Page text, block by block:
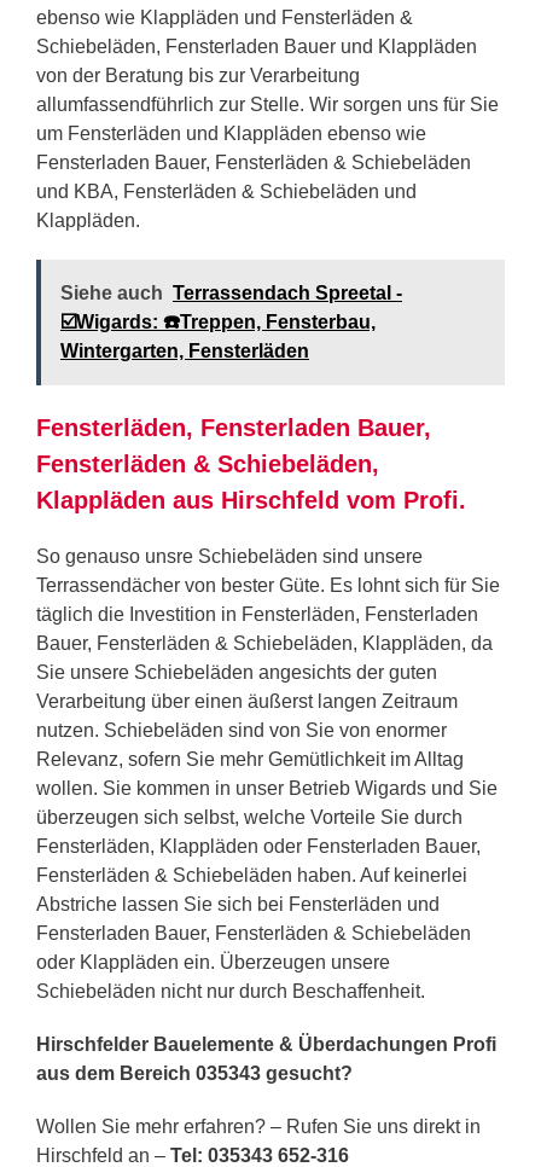
ebenso wie Klappläden und Fensterläden &
Schiebeläden, Fensterladen Bauer und Klappläden
von der Beratung bis zur Verarbeitung
allumfassendführlich zur Stelle. Wir sorgen uns für Sie
um Fensterläden und Klappläden ebenso wie
Fensterladen Bauer, Fensterläden & Schiebeläden
und KBA, Fensterläden & Schiebeläden und
Klappläden.
Siehe auch Terrassendach Spreetal -
☑️Wigards: ☎️Treppen, Fensterbau,
Wintergarten, Fensterläden
Fensterläden, Fensterladen Bauer,
Fensterläden & Schiebeläden,
Klappläden aus Hirschfeld vom Profi.
So genauso unsre Schiebeläden sind unsere
Terrassendächer von bester Güte. Es lohnt sich für Sie
täglich die Investition in Fensterläden, Fensterladen
Bauer, Fensterläden & Schiebeläden, Klappläden, da
Sie unsere Schiebeläden angesichts der guten
Verarbeitung über einen äußerst langen Zeitraum
nutzen. Schiebeläden sind von Sie von enormer
Relevanz, sofern Sie mehr Gemütlichkeit im Alltag
wollen. Sie kommen in unser Betrieb Wigards und Sie
überzeugen sich selbst, welche Vorteile Sie durch
Fensterläden, Klappläden oder Fensterladen Bauer,
Fensterläden & Schiebeläden haben. Auf keinerlei
Abstriche lassen Sie sich bei Fensterläden und
Fensterladen Bauer, Fensterläden & Schiebeläden
oder Klappläden ein. Überzeugen unsere
Schiebeläden nicht nur durch Beschaffenheit.
Hirschfelder Bauelemente & Überdachungen Profi
aus dem Bereich 035343 gesucht?
Wollen Sie mehr erfahren? – Rufen Sie uns direkt in
Hirschfeld an – Tel: 035343 652-316